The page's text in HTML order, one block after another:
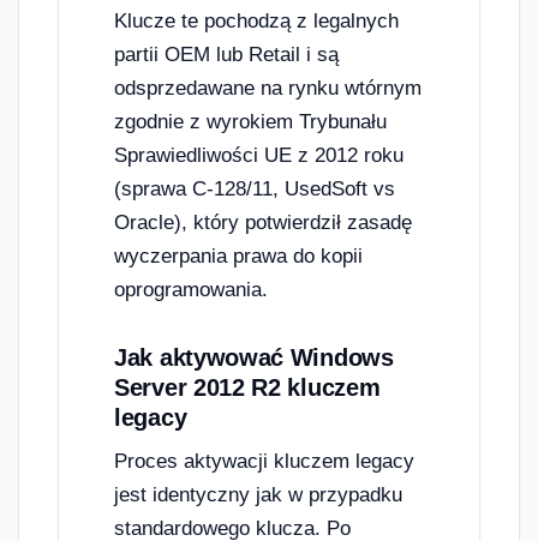
Klucze te pochodzą z legalnych
partii OEM lub Retail i są
odsprzedawane na rynku wtórnym
zgodnie z wyrokiem Trybunału
Sprawiedliwości UE z 2012 roku
(sprawa C-128/11, UsedSoft vs
Oracle), który potwierdził zasadę
wyczerpania prawa do kopii
oprogramowania.
Jak aktywować Windows
Server 2012 R2 kluczem
legacy
Proces aktywacji kluczem legacy
jest identyczny jak w przypadku
standardowego klucza. Po